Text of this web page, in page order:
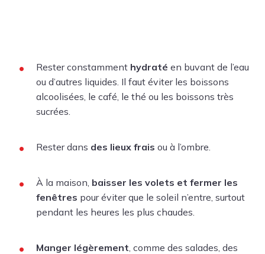
Rester constamment hydraté en buvant de l’eau
ou d’autres liquides. Il faut éviter les boissons
alcoolisées, le café, le thé ou les boissons très
sucrées.
Rester dans des lieux frais ou à l’ombre.
À la maison, baisser les volets et fermer les
fenêtres pour éviter que le soleil n’entre, surtout
pendant les heures les plus chaudes.
Manger légèrement, comme des salades, des